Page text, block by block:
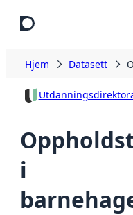
Hjem Datasett
i